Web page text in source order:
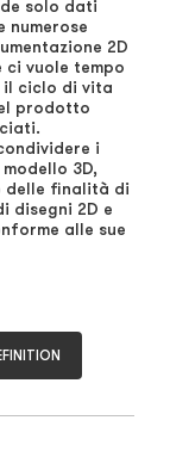
solo dati
2D
vuole tempo
il ciclo di vita
prodotto
i
3D,
delle finalità di
disegni 2D e
alle sue